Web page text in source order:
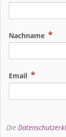
Nachname
Email
Die